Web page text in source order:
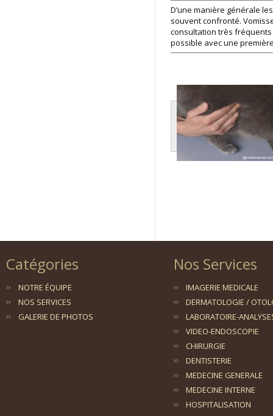
D’une manière générale
souvent confronté.
consultation très fréquents
possible avec une
Catégories
NOTRE ÉQUIPE
NOS SERVICES
GALERIE DE PHOTOS
Nos Services
IMAGERIE MEDICALE
DERMATOLOGIE /
LABORATOIRE-
VIDEO-ENDOSCOPIE
CHIRURGIE
DENTISTERIE
MEDECINE GENERALE
MEDECINE INTERNE
HOSPITALISATION